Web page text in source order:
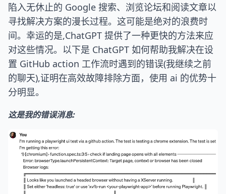
陷入无休止的 Google 搜索、浏览论坛和阅读文章以
寻找解决方案的漫长过程。这可能是绝对的浪费时
间。幸运的是,ChatGPT 提供了一种更快的方法来应
对这些情况。以下是 ChatGPT 如何帮助我解决在设
置 GitHub action 工作流时遇到的错误(我继续之前
的聊天),证明在高效故障排除方面，使用 ai 的优势十
分明显。
这是我的错误消息: